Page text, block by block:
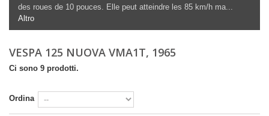
des roues de 10 pouces. Elle peut atteindre les 85 km/h ma...
Altro
VESPA 125 NUOVA VMA1T, 1965
Ci sono 9 prodotti.
Ordina